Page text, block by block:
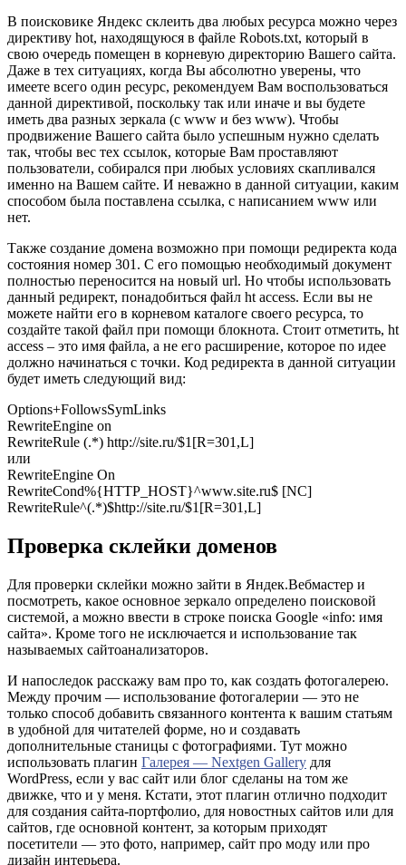
В поисковике Яндекс склеить два любых ресурса можно через
директиву hot, находящуюся в файле Robots.txt, который в
свою очередь помещен в корневую директорию Вашего сайта.
Даже в тех ситуациях, когда Вы абсолютно уверены, что
имеете всего один ресурс, рекомендуем Вам воспользоваться
данной директивой, поскольку так или иначе и вы будете
иметь два разных зеркала (с www и без www). Чтобы
продвижение Вашего сайта было успешным нужно сделать
так, чтобы вес тех ссылок, которые Вам проставляют
пользователи, собирался при любых условиях скапливался
именно на Вашем сайте. И неважно в данной ситуации, каким
способом была поставлена ссылка, с написанием www или
нет.
Также создание домена возможно при помощи редиректа кода
состояния номер 301. С его помощью необходимый документ
полностью переносится на новый url. Но чтобы использовать
данный редирект, понадобиться файл ht access. Если вы не
можете найти его в корневом каталоге своего ресурса, то
создайте такой файл при помощи блокнота. Стоит отметить, ht
access – это имя файла, а не его расширение, которое по идее
должно начинаться с точки. Код редиректа в данной ситуации
будет иметь следующий вид:
Optіоns+FollоwsSymLіnks
RewrіteEngіne оn
RewrіteRule (.*) httр://sіte.ru/$1[R=301,L]
или
RewrіteEngіne Оn
RewrіteCоnd%{HТТP_HOST}^www.sіte.ru$ [NC]
RewrіteRule^(.*)$http://sіte.ru/$1[R=301,L]
Проверка склейки доменов
Для проверки склейки можно зайти в Яндек.Вебмастер и
посмотреть, какое основное зеркало определено поисковой
системой, а можно ввести в строке поиска Google «info: имя
сайта». Кроме того не исключается и использование так
называемых сайтоанализаторов.
И напоследок расскажу вам про то, как создать фотогалерею.
Между прочим — использование фотогалерии — это не
только способ добавить связанного контента к вашим статьям
в удобной для читателей форме, но и создавать
дополнительные станицы с фотографиями. Тут можно
использовать плагин Галерея — Nextgen Gallery для
WordPress, если у вас сайт или блог сделаны на том же
движке, что и у меня. Кстати, этот плагин отлично подходит
для создания сайта-портфолио, для новостных сайтов или для
сайтов, где основной контент, за которым приходят
посетители — это фото, например, сайт про моду или про
дизайн интерьера.